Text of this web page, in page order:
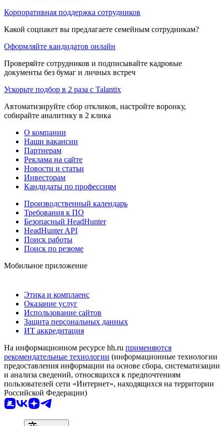
Корпоративная поддержка сотрудников
Какой соцпакет вы предлагаете семейным сотрудникам?
Оформляйте кандидатов онлайн
Проверяйте сотрудников и подписывайте кадровые
документы без бумаг и личных встреч
Ускорьте подбор в 2 раза с Talantix
Автоматизируйте сбор откликов, настройте воронку,
собирайте аналитику в 2 клика
О компании
Наши вакансии
Партнерам
Реклама на сайте
Новости и статьи
Инвесторам
Кандидаты по профессиям
Производственный календарь
Требования к ПО
Безопасный HeadHunter
HeadHunter API
Поиск работы
Поиск по резюме
Мобильное приложение
Этика и комплаенс
Оказание услуг
Использование сайтов
Защита персональных данных
ИТ аккредитация
На информационном ресурсе hh.ru применяются
рекомендательные технологии (информационные технологии
предоставления информации на основе сбора, систематизации
и анализа сведений, относящихся к предпочтениям
пользователей сети «Интернет», находящихся на территории
Российской Федерации)